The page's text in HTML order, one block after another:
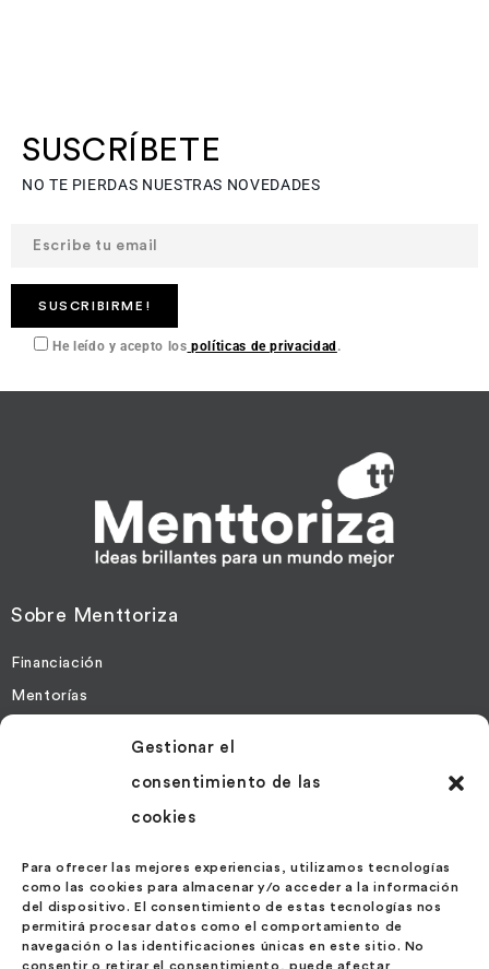
Gestionar el
consentimiento de las
cookies
Para ofrecer las mejores experiencias, utilizamos tecnologías
como las cookies para almacenar y/o acceder a la información
del dispositivo. El consentimiento de estas tecnologías nos
permitirá procesar datos como el comportamiento de
navegación o las identificaciones únicas en este sitio. No
consentir o retirar el consentimiento, puede afectar
SUSCRÍBETE
NO TE PIERDAS NUESTRAS NOVEDADES
He leído y acepto los políticas de privacidad .
Sobre Menttoriza
Financiación
Mentorías
Políticas de Cookies
Política de Privacidad
Contáctanos